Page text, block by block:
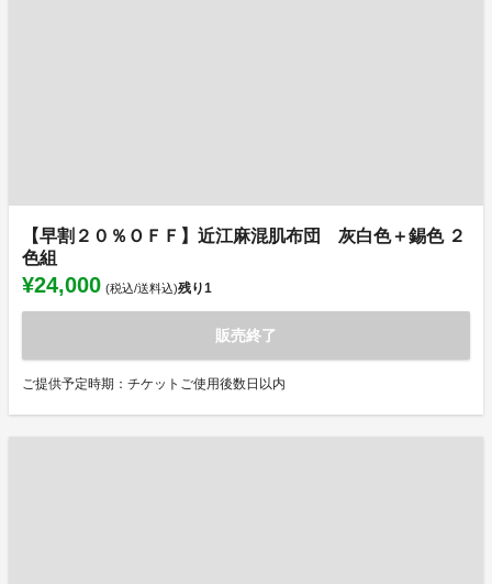
【早割２０％ＯＦＦ】近江麻混肌布団 灰白色＋錫色 ２
色組
¥24,000 (税込/送料込)残り1
販売終了
ご提供予定時期：チケットご使用後数日以内